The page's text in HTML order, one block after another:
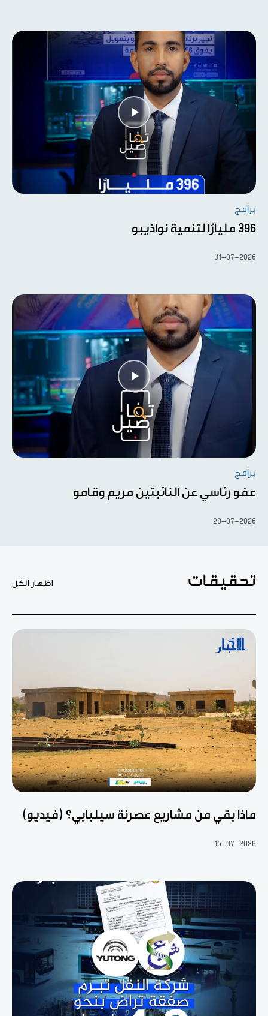
برامج
396 مليارًا لتنمية نواذيبو
31-07-2026
برامج
عفو رئاسي عن النائبتين مريم وقامو
29-07-2026
تحقيقات اظهار الكل
ماذا بقي من مشاريع عصرنة سيلبابي؟ (فيديو)
15-07-2026